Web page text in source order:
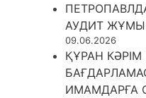
АУДИТ
09.06.2026
ҚҰРАН
ИМАМДАРҒА